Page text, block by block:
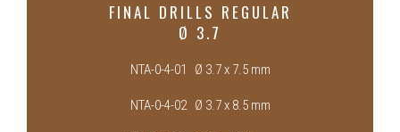
FINAL DRILLS REGULAR
Ø 3.7
NTA-0-4-01 Ø 3.7 x 7.5 mm
NTA-0-4-02 Ø 3.7 x 8.5 mm